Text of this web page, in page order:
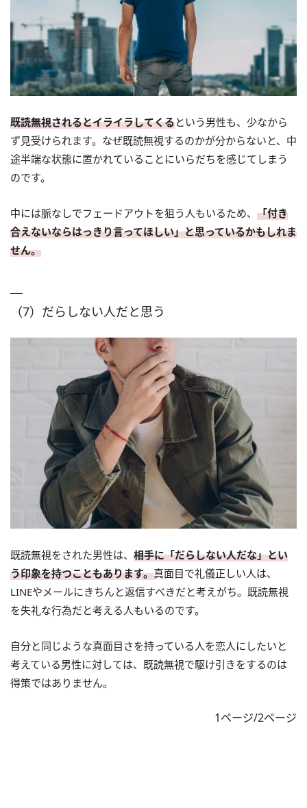
既読無視されるとイライラしてくるという男性も、少なから
ず見受けられます。なぜ既読無視するのかが分からないと、中
途半端な状態に置かれていることにいらだちを感じてしまう
のです。
中には脈なしでフェードアウトを狙う人もいるため、 「付き
合えないならはっきり言ってほしい」と思っているかもしれま
せん。
（7）だらしない人だと思う
既読無視をされた男性は、 相手に「だらしない人だな」とい
う印象を持つこともあります。真面目で礼儀正しい人は、
LINEやメールにきちんと返信すべきだと考えがち。既読無視
を失礼な行為だと考える人もいるのです。
自分と同じような真面目さを持っている人を恋人にしたいと
考えている男性に対しては、既読無視で駆け引きをするのは
得策ではありません。
1ページ/2ページ